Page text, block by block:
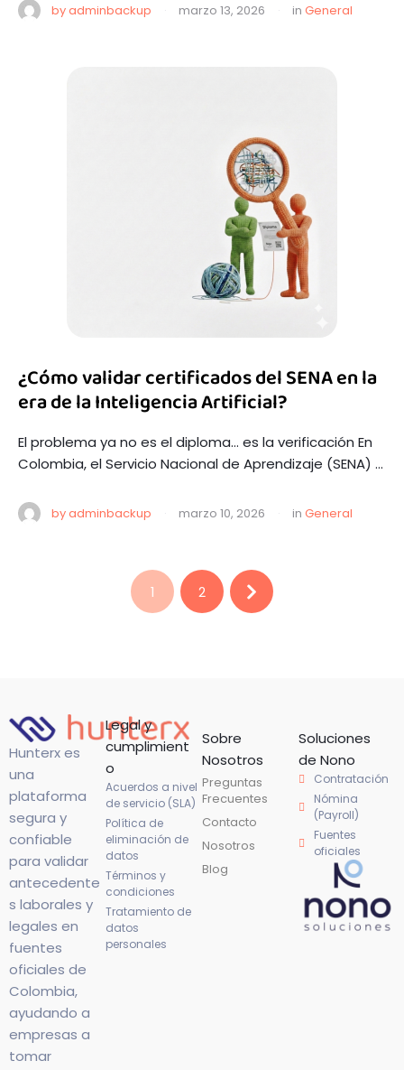
by adminbackup · marzo 13, 2026 · in General
¿Cómo validar certificados del SENA en la
era de la Inteligencia Artificial?
El problema ya no es el diploma… es la verificación En
Colombia, el Servicio Nacional de Aprendizaje (SENA) …
by adminbackup · marzo 10, 2026 · in General
1 2
Hunterx es
una
plataforma
segura y
confiable
para validar
antecedente
s laborales y
legales en
fuentes
oficiales de
Colombia,
ayudando a
empresas a
tomar
Legal y
cumplimient
o
Acuerdos a nivel
de servicio (SLA)
Política de
eliminación de
datos
Términos y
condiciones
Tratamiento de
datos
personales
Sobre
Nosotros
Preguntas
Frecuentes
Contacto
Nosotros
Blog
Soluciones
de Nono
Contratación
Nómina
(Payroll)
Fuentes
oficiales